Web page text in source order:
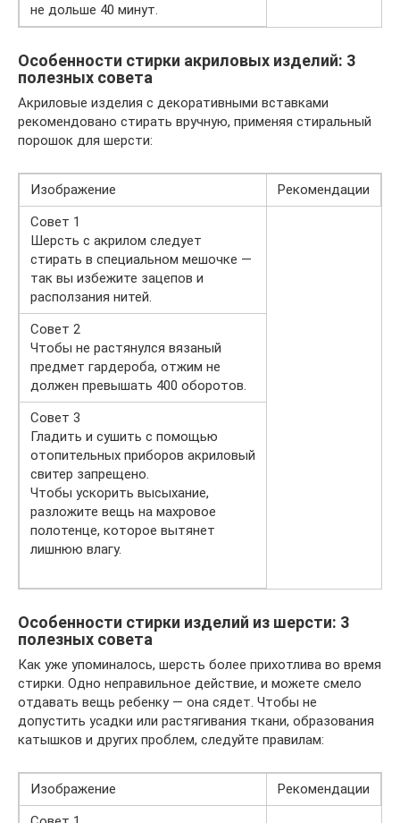
не дольше 40 минут.
Особенности стирки акриловых изделий: 3
полезных совета
Акриловые изделия с декоративными вставками
рекомендовано стирать вручную, применяя стиральный
порошок для шерсти:
Изображение
Рекомендации
Совет 1
Шерсть с акрилом следует
стирать в специальном мешочке —
так вы избежите зацепов и
расползания нитей.
Совет 2
Чтобы не растянулся вязаный
предмет гардероба, отжим не
должен превышать 400 оборотов.
Совет 3
Гладить и сушить с помощью
отопительных приборов акриловый
свитер запрещено.
Чтобы ускорить высыхание,
разложите вещь на махровое
полотенце, которое вытянет
лишнюю влагу.
Особенности стирки изделий из шерсти: 3
полезных совета
Как уже упоминалось, шерсть более прихотлива во время
стирки. Одно неправильное действие, и можете смело
отдавать вещь ребенку — она сядет. Чтобы не
допустить усадки или растягивания ткани, образования
катышков и других проблем, следуйте правилам:
Изображение
Рекомендации